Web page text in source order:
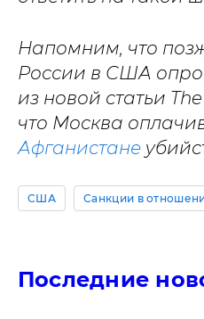
Напомним, что
России в США
из новой статьи
что Москва
Афганистане
США Санкции в
Последние